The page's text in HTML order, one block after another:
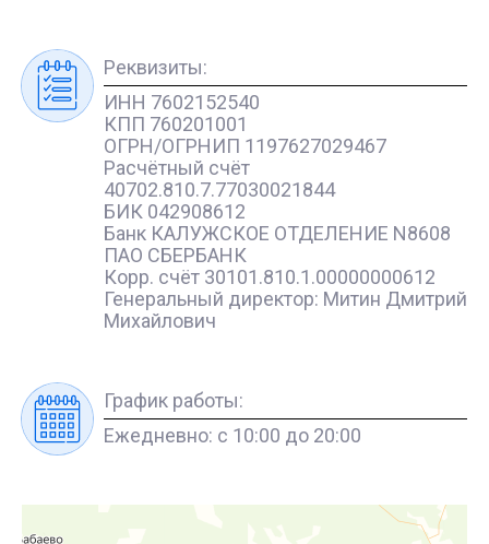
Реквизиты:
ИНН 7602152540
КПП 760201001
ОГРН/ОГРНИП 1197627029467
Расчётный счёт
40702.810.7.77030021844
БИК 042908612
Банк КАЛУЖСКОЕ ОТДЕЛЕНИЕ N8608
ПАО СБЕРБАНК
Корр. счёт 30101.810.1.00000000612
Генеральный директор: Митин Дмитрий
Михайлович
График работы:
Ежедневно: с 10:00 до 20:00